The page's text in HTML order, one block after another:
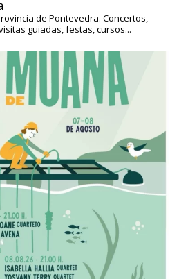
de Pontevedra. Concertos,
guiadas, festas, cursos...